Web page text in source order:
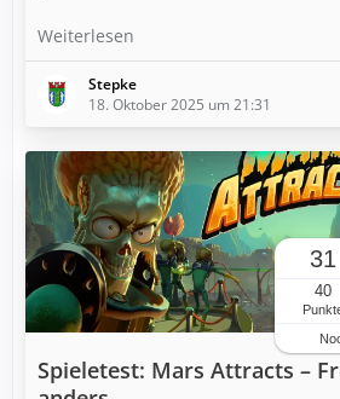
Weiterlesen
Stepke
18. Oktober 2025 um 21:31
31
40
Spieletest: Mars Attracts –